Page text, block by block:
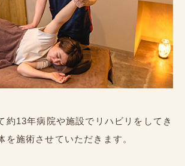
約13年病院や施設でリハビリをしてき
を施術させていただきます。